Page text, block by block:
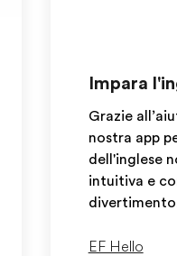
Impara
Grazie
nostra app
dell'inglese
intuitiva e
EF Hello